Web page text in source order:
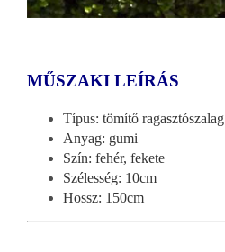
MŰSZAKI LEÍRÁS
Típus: tömítő ragasztószalag
Anyag: gumi
Szín: fehér, fekete
Szélesség: 10cm
Hossz: 150cm